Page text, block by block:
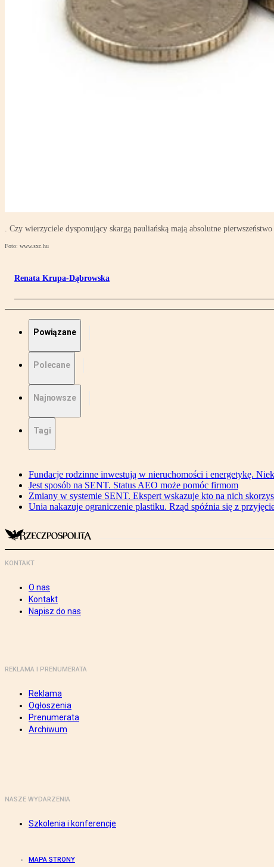
. Czy wierzyciele dysponujący skargą pauliańską mają absolutne
Foto: www.sxc.hu
Renata Krupa-Dąbrowska
Powiązane
Polecane
Najnowsze
Tagi
Fundacje rodzinne inwestują w nieruchomości i energetykę.
Jest sposób na SENT. Status AEO może pomóc firmom
Zmiany w systemie SENT. Ekspert wskazuje kto na nich
Unia nakazuje ograniczenie plastiku. Rząd spóźnia się z
KONTAKT
O nas
Kontakt
Napisz do nas
REKLAMA I PRENUMERATA
Reklama
Ogłoszenia
Prenumerata
Archiwum
NASZE WYDARZENIA
Szkolenia i konferencje
MAPA STRONY